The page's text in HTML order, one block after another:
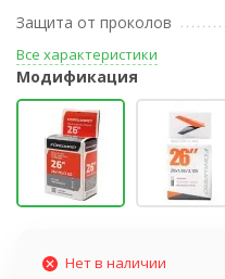
Защита от проколов
Все характеристики
Модификация
Нет в наличии